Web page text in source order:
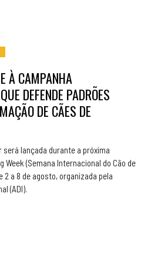
À CAMPANHA
DEFENDE PADRÕES
DE CÃES DE
lançada durante a próxima
(Semana Internacional do Cão de
a 8 de agosto, organizada pela
(ADI).